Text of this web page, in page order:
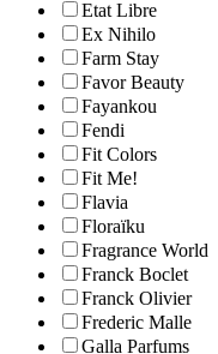
Etat Libre
Ex Nihilo
Farm Stay
Favor Beauty
Fayankou
Fendi
Fit Colors
Fit Me!
Flavia
Floraïku
Fragrance World
Franck Boclet
Franck Olivier
Frederic Malle
Galla Parfums